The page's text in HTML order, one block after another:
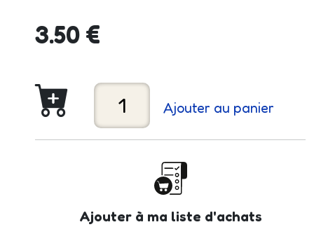
3.50 €
Ajouter au panier
Ajouter à ma liste d'achats